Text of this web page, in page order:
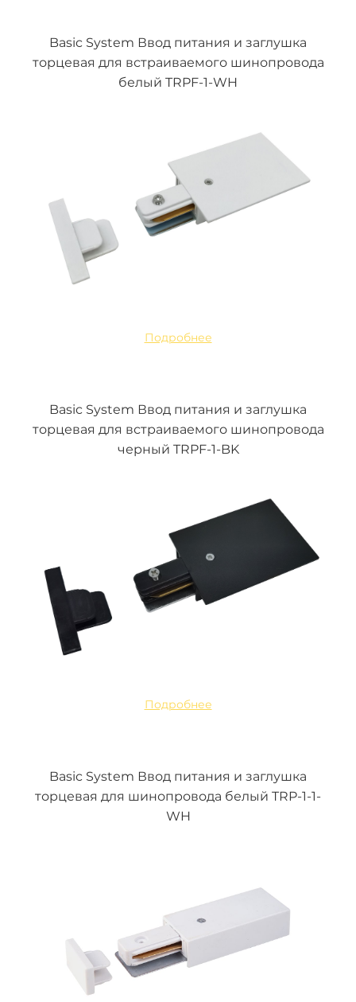
Basic System Ввод питания и заглушка
торцевая для встраиваемого шинопровода
белый TRPF-1-WH
Подробнее
Basic System Ввод питания и заглушка
торцевая для встраиваемого шинопровода
черный TRPF-1-BK
Подробнее
Basic System Ввод питания и заглушка
торцевая для шинопровода белый TRP-1-1-
WH